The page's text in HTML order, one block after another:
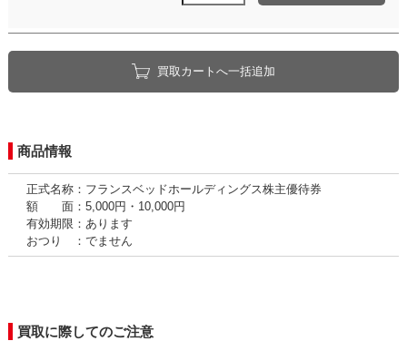
買取カートへ一括追加
商品情報
正式名称：フランスベッドホールディングス株主優待券
額 面：5,000円・10,000円
有効期限：あります
おつり ：でません
買取に際してのご注意